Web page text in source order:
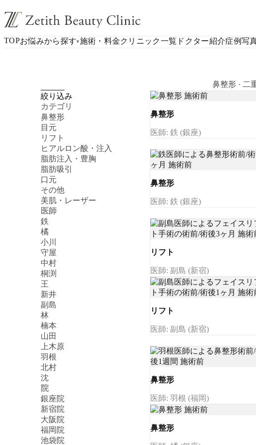
TOPお悩みから探す▾施術・料金クリニック一覧 ドクター紹介症例写
鼻整形 · 二
絞り込み
カテゴリ
鼻整形
目元
リフト
ヒアルロン酸・注入
脂肪注入・豊胸
脂肪吸引
口元
その他
美肌・レーザー
医師
鉄
橘
小川
守屋
中村
桐渕
王
新井
副島
林
楠本
山田
上木原
羽根
北村
沈
院
銀座院
新宿院
大阪院
福岡院
池袋院
鼻整形
医師: 鉄 (銀座)
鼻整形
医師: 鉄 (銀座)
リフト
医師: 副島 (新宿)
リフト
医師: 副島 (新宿)
鼻整形
医師: 羽根 (福岡)
鼻整形